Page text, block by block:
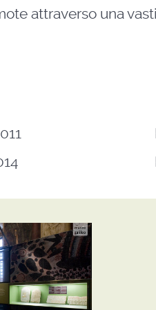
attraverso una